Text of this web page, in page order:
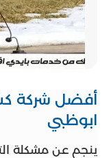
أفضل شركة
ابوظبي
ينجم عن مشكلة